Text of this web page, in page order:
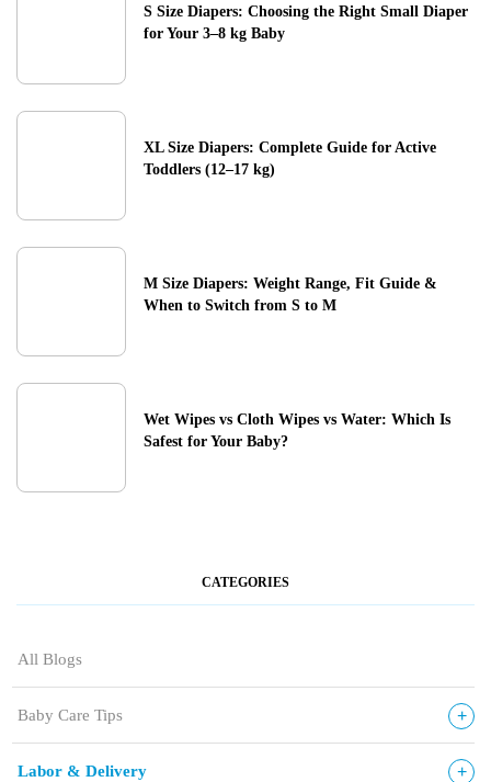
S Size Diapers: Choosing the Right Small Diaper
for Your 3–8 kg Baby
XL Size Diapers: Complete Guide for Active
Toddlers (12–17 kg)
M Size Diapers: Weight Range, Fit Guide &
When to Switch from S to M
Wet Wipes vs Cloth Wipes vs Water: Which Is
Safest for Your Baby?
CATEGORIES
All Blogs
Baby Care Tips +
Labor & Delivery +